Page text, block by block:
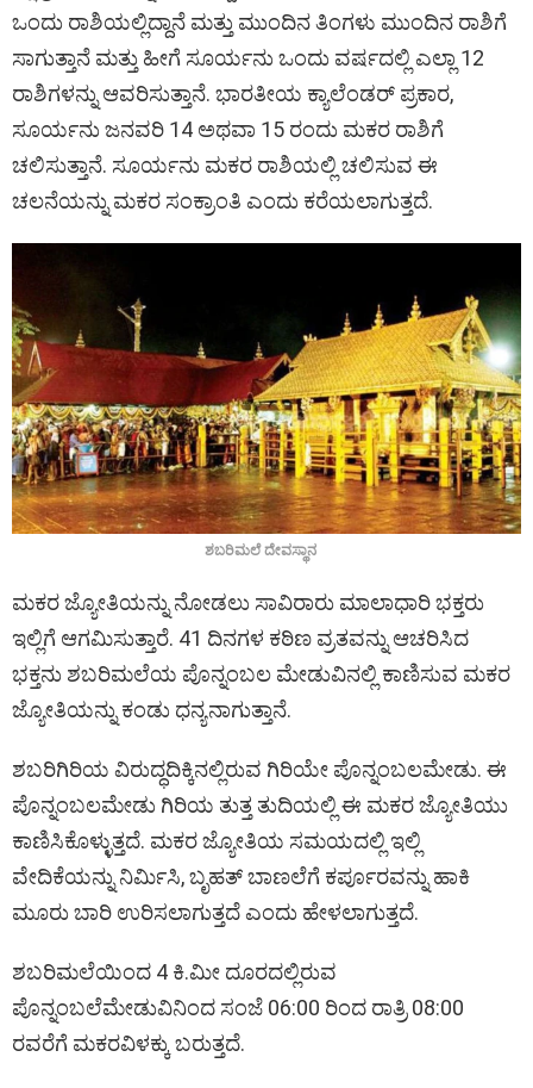
ಒಂದು ರಾಶಿಯಲ್ಲಿದ್ದಾನೆ ಮತ್ತು ಮುಂದಿನ ತಿಂಗಳು ಮುಂದಿನ ರಾಶಿಗೆ
ಸಾಗುತ್ತಾನೆ ಮತ್ತು ಹೀಗೆ ಸೂರ್ಯನು ಒಂದು ವರ್ಷದಲ್ಲಿ ಎಲ್ಲಾ 12
ರಾಶಿಗಳನ್ನು ಆವರಿಸುತ್ತಾನೆ. ಭಾರತೀಯ ಕ್ಯಾಲೆಂಡರ್ ಪ್ರಕಾರ,
ಸೂರ್ಯನು ಜನವರಿ 14 ಅಥವಾ 15 ರಂದು ಮಕರ ರಾಶಿಗೆ
ಚಲಿಸುತ್ತಾನೆ. ಸೂರ್ಯನು ಮಕರ ರಾಶಿಯಲ್ಲಿ ಚಲಿಸುವ ಈ
ಚಲನೆಯನ್ನು ಮಕರ ಸಂಕ್ರಾಂತಿ ಎಂದು ಕರೆಯಲಾಗುತ್ತದೆ.
ಶಬರಿಮಲೆ ದೇವಸ್ಥಾನ
ಮಕರ ಜ್ಯೋತಿಯನ್ನು ನೋಡಲು ಸಾವಿರಾರು ಮಾಲಾಧಾರಿ ಭಕ್ತರು
ಇಲ್ಲಿಗೆ ಆಗಮಿಸುತ್ತಾರೆ. 41 ದಿನಗಳ ಕಠಿಣ ವ್ರತವನ್ನು ಆಚರಿಸಿದ
ಭಕ್ತನು ಶಬರಿಮಲೆಯ ಪೊನ್ನಂಬಲ ಮೇಡುವಿನಲ್ಲಿ ಕಾಣಿಸುವ ಮಕರ
ಜ್ಯೋತಿಯನ್ನು ಕಂಡು ಧನ್ಯನಾಗುತ್ತಾನೆ.
ಶಬರಿಗಿರಿಯ ವಿರುದ್ಧದಿಕ್ಕಿನಲ್ಲಿರುವ ಗಿರಿಯೇ ಪೊನ್ನಂಬಲಮೇಡು. ಈ
ಪೊನ್ನಂಬಲಮೇಡು ಗಿರಿಯ ತುತ್ತ ತುದಿಯಲ್ಲಿ ಈ ಮಕರ ಜ್ಯೋತಿಯು
ಕಾಣಿಸಿಕೊಳ್ಳುತ್ತದೆ. ಮಕರ ಜ್ಯೋತಿಯ ಸಮಯದಲ್ಲಿ ಇಲ್ಲಿ
ವೇದಿಕೆಯನ್ನು ನಿರ್ಮಿಸಿ, ಬೃಹತ್‌ ಬಾಣಲೆಗೆ ಕರ್ಪೂರವನ್ನು ಹಾಕಿ
ಮೂರು ಬಾರಿ ಉರಿಸಲಾಗುತ್ತದೆ ಎಂದು ಹೇಳಲಾಗುತ್ತದೆ.
ಶಬರಿಮಲೆಯಿಂದ 4 ಕಿ.ಮೀ ದೂರದಲ್ಲಿರುವ
ಪೊನ್ನಂಬಲೆಮೇಡುವಿನಿಂದ ಸಂಜೆ 06:00 ರಿಂದ ರಾತ್ರಿ 08:00
ರವರೆಗೆ ಮಕರವಿಳಕ್ಕು ಬರುತ್ತದೆ.